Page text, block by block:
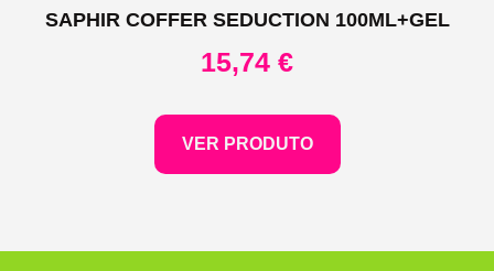
SAPHIR COFFER SEDUCTION 100ML+GEL
15,74 €
VER PRODUTO